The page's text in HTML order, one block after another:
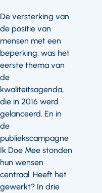
De versterking van
de positie van
mensen met een
beperking, was het
eerste thema van
de
kwaliteitsagenda,
die in 2016 werd
gelanceerd. En in
de
publiekscampagne
Ik Doe Mee stonden
hun wensen
centraal. Heeft het
gewerkt? In drie